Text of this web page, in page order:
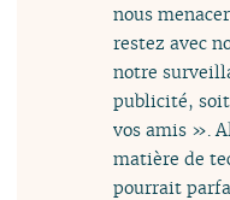
nous
restez avec
notre
publicité,
vos amis ».
matière de
pourrait